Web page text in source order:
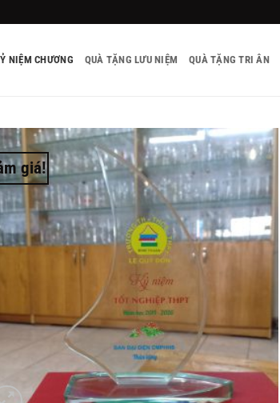
NIỆM CHƯƠNG QUÀ TẶNG LƯU NIỆM QUÀ TẶNG TRI ÂN
giá!